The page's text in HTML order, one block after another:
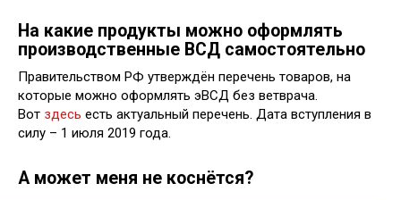
На какие продукты можно оформлять
производственные ВСД самостоятельно
Правительством РФ утверждён перечень товаров, на
которые можно оформлять эВСД без ветврача.
Вот здесь есть актуальный перечень. Дата вступления в
силу – 1 июля 2019 года.
А может меня не коснётся?